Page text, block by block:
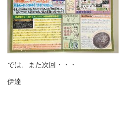
では、また次回・・・
伊達